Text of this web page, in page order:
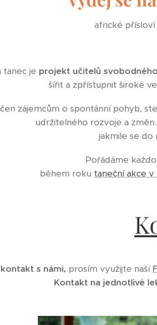
africké
tanec je projekt učitelů
šířit a zpřístupnit široké
zájemcům o spontánní pohyb,
udržitelného rozvoje a
jakmile se do
Pořádáme
během roku taneční akce v
s námi, prosím využijte naší
Kontakt na jednotlivé